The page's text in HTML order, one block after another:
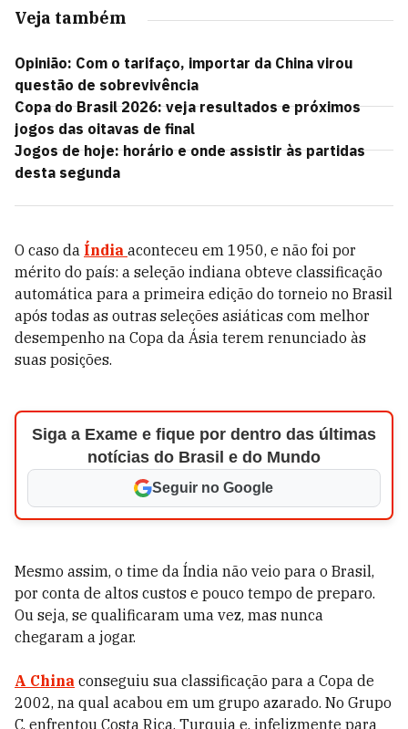
Veja também
Opinião: Com o tarifaço, importar da China virou
questão de sobrevivência
Copa do Brasil 2026: veja resultados e próximos
jogos das oitavas de final
Jogos de hoje: horário e onde assistir às partidas
desta segunda
O caso da Índia aconteceu em 1950, e não foi por
mérito do país: a seleção indiana obteve classificação
automática para a primeira edição do torneio no Brasil
após todas as outras seleções asiáticas com melhor
desempenho na Copa da Ásia terem renunciado às
suas posições.
Siga a Exame e fique por dentro das últimas
notícias do Brasil e do Mundo
Seguir no Google
Mesmo assim, o time da Índia não veio para o Brasil,
por conta de altos custos e pouco tempo de preparo.
Ou seja, se qualificaram uma vez, mas nunca
chegaram a jogar.
A China conseguiu sua classificação para a Copa de
2002, na qual acabou em um grupo azarado. No Grupo
C, enfrentou Costa Rica, Turquia e, infelizmente para